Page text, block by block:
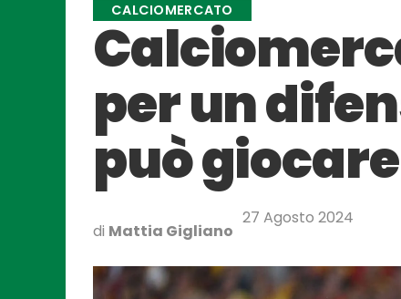
CALCIOMERCATO
per un
può
di Mattia Gigliano
27 Agosto 2024